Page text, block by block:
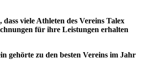
viele Athleten des Vereins Talex
für ihre Leistungen erhalten
gehörte zu den besten Vereins im Jahr